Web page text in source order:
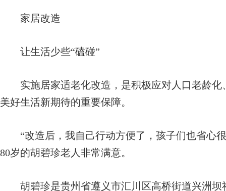
家居改造
让生活少些“磕碰”
实施居家适老化改造，是积极应对人口老龄化
美好生活新期待的重要保障。
“改造后，我自己行动方便了，孩子们也省心很
80岁的胡碧珍老人非常满意。
胡碧珍是贵州省遵义市汇川区高桥街道兴洲坝